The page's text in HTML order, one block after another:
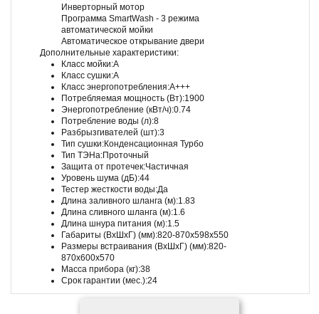
Инверторный мотор
Программа SmartWash - 3 режима
автоматической мойки
Автоматическое открывание двери
Дополнительные характеристики:
Класс мойки:A
Класс сушки:A
Класс энергопотребления:A+++
Потребляемая мощность (Вт):1900
Энергопотребление (кВт/ч):0.74
Потребление воды (л):8
Разбрызгивателей (шт):3
Тип сушки:Конденсационная Турбо
Тип ТЭНа:Проточный
Защита от протечек:Частичная
Уровень шума (дБ):44
Тестер жесткости воды:Да
Длина заливного шланга (м):1.83
Длина сливного шланга (м):1.6
Длина шнура питания (м):1.5
Габариты (ВxШхГ) (мм):820-870x598х550
Размеры встраивания (ВxШхГ) (мм):820-
870x600х570
Масса прибора (кг):38
Срок гарантии (мес.):24